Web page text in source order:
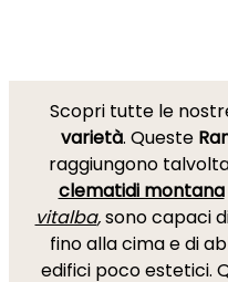
Scopri tutte le
varietà. Queste
raggiungono
clematidi montana
vitalba,sono capaci
fino alla cima e di
edifici poco estetici.